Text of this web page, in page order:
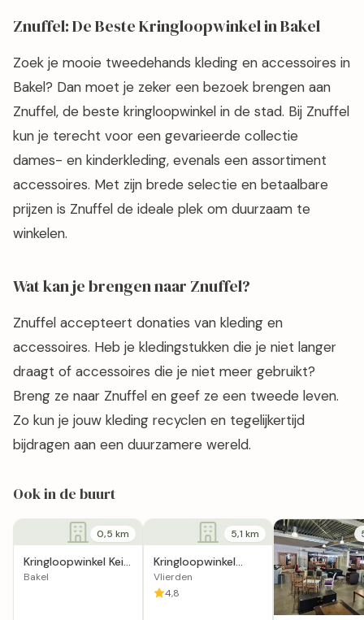
Znuffel: De Beste Kringloopwinkel in Bakel
Zoek je mooie tweedehands kleding en accessoires in
Bakel? Dan moet je zeker een bezoek brengen aan
Znuffel, de beste kringloopwinkel in de stad. Bij Znuffel
kun je terecht voor een gevarieerde collectie
dames- en kinderkleding, evenals een assortiment
accessoires. Met zijn brede selectie en betaalbare
prijzen is Znuffel de ideale plek om duurzaam te
winkelen.
Wat kan je brengen naar Znuffel?
Znuffel accepteert donaties van kleding en
accessoires. Heb je kledingstukken die je niet langer
draagt of accessoires die je niet meer gebruikt?
Breng ze naar Znuffel en geef ze een tweede leven.
Zo kun je jouw kleding recyclen en tegelijkertijd
bijdragen aan een duurzamere wereld.
Ook in de buurt
0,5 km
Kringloopwinkel Kei
leuk in Bakel
Bakel
5,1 km
Kringloopwinkel
Stichting
Vlooienmarkt
Deurne (S.V.D.)
Vlierden
4,8